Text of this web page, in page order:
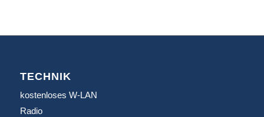
TECHNIK
kostenloses W-LAN
Radio